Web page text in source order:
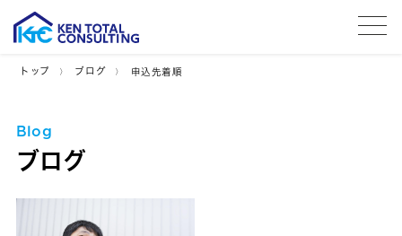
トップ ブログ 申込先着順
Blog
ブログ